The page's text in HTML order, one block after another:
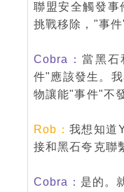
聯盟安全觸發事
挑戰移除，"事
Cobra：當黑石
件"應該發生。
物讓能"事件"不
Rob：我想知道
接和黑石夸克聯
Cobra： 是的。